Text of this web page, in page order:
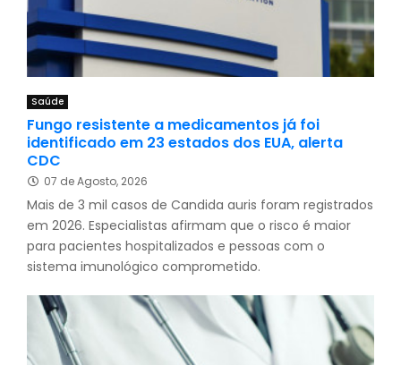
Saúde
Fungo resistente a medicamentos já foi
identificado em 23 estados dos EUA, alerta
CDC
07 de Agosto, 2026
Mais de 3 mil casos de Candida auris foram registrados
em 2026. Especialistas afirmam que o risco é maior
para pacientes hospitalizados e pessoas com o
sistema imunológico comprometido.